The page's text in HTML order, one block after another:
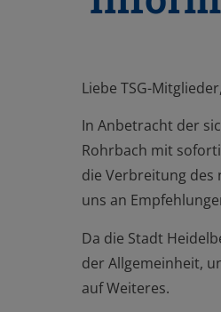
Liebe TSG-
In Anbetracht der
Rohrbach mit
die Verbreitung des
uns an
Da die Stadt
der Allgemeinheit,
auf Weiteres.